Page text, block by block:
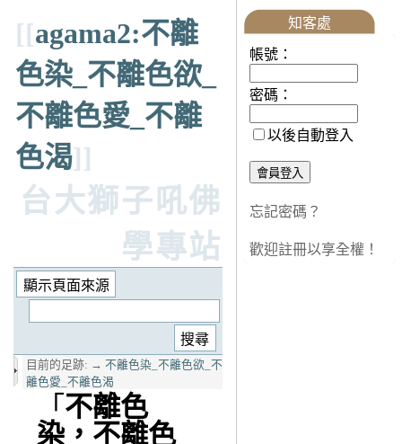
[[agama2:不離
色染_不離色欲_
不離色愛_不離
色渴]]
台大獅子吼佛
學專站
目前的足跡: → 不離色染_不離色欲_不
離色愛_不離色渴
「 不離色
染，不離色
知客處
帳號：
密碼：
以後自動登入
忘記密碼？
歡迎註冊以享全權！